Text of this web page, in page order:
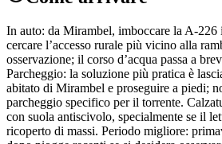
In auto: da Mirambel, imboccare la A-226
cercare l’accesso rurale più vicino alla
osservazione; il corso d’acqua passa a
Parcheggio: la soluzione più pratica è
abitato di Mirambel e proseguire a piedi;
parcheggio specifico per il torrente.
con suola antiscivolo, specialmente se il
ricoperto di massi. Periodo migliore: